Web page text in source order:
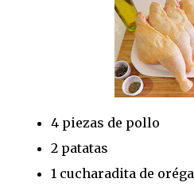
4 piezas de pollo
2 patatas
1 cucharadita de